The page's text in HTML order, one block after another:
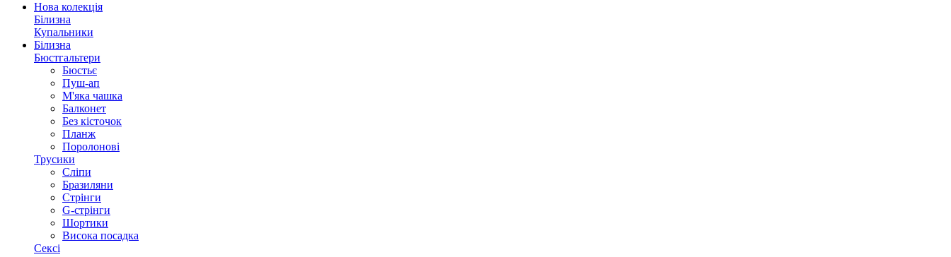
Нова колекція
Білизна
Купальники
Білизна
Бюстгальтери
Бюстьє
Пуш-ап
М'яка чашка
Балконет
Без кісточок
Планж
Поролонові
Трусики
Сліпи
Бразиляни
Стрінги
G-стрінги
Шортики
Висока посадка
Сексі